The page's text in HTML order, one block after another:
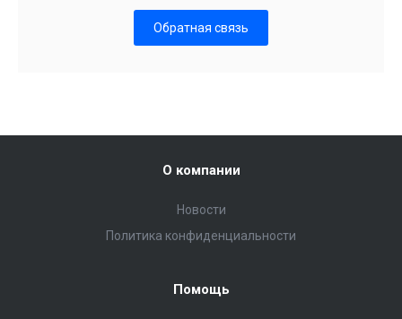
Обратная связь
О компании
Новости
Политика конфиденциальности
Помощь